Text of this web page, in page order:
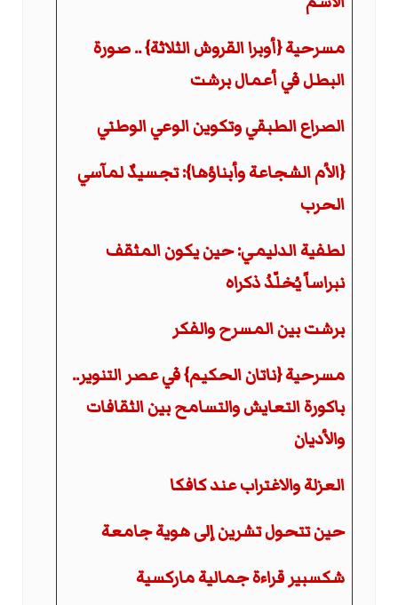
مسرحية {أوبرا القروش الثلاثة} .. صورة
البطل في أعمال برشت
الصراع الطبقي وتكوين الوعي الوطني
{الأم الشجاعة وأبناؤها}: تجسيدٌ لمآسي
الحرب
لطفية الدليمي: حين يكون المثقف
نبراساً يُخلّدُ ذكراه
برشت بين المسرح والفكر
مسرحية {ناتان الحكيم} في عصر التنوير..
باكورة التعايش والتسامح بين الثقافات
والأديان
العزلة والاغتراب عند كافكا
حين تتحول تشرين إلى هوية جامعة
شكسبير قراءة جمالية ماركسية